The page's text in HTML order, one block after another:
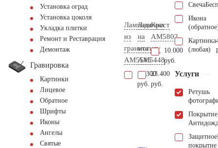
Установка оград
Установка цоколя
Укладка плитки
Ремонт и Реставрация
Демонтаж
Гравировка
Картинки
Лицевое
Обратное
Шрифты
Иконы
Ангелы
Святые
Лампада
из
гранита
AM5545
10.300
руб.
Лавочка
на
могилу
AM5448
23.400
руб.
Крест
AM5802
10.000
руб.
Свеча
Икона
Картинка
(любая)
Услуги
Ретушь
Покрытие
Защитное
покрытие